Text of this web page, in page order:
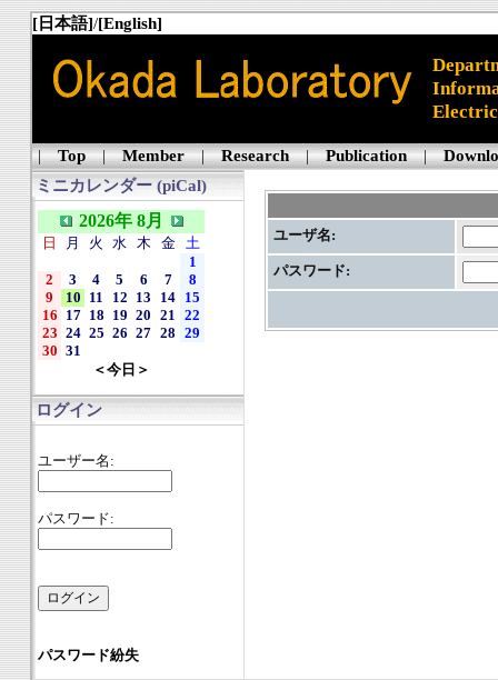
[日本語]/[English]
|Top|Member|Research|Publication|
ミニカレンダー (piCal)
2026年 8月
日 月 火 水 木 金
土
1
2
3 4 5 6 7
8
9
10 11 12 13 14 15
16 17 18 19 20 21
22
23 24 25 26 27 28
29
30 31
＜今日＞
ログイン
ユーザー名:
パスワード:
パスワード紛失
ユーザ名:
パスワード: